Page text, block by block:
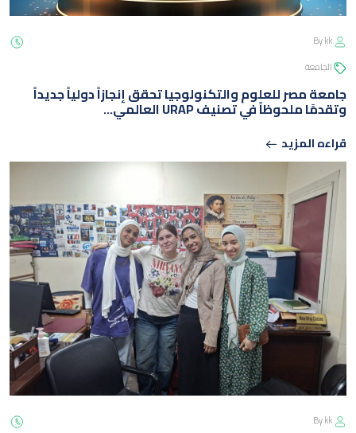
الجامعة
جامعة مصر للعلوم والتكنولوجيا تحقق إنجازاً دولياً جديداً
وتقدمًا ملحوظاً في تصنيف URAP العالمي…
قراءه المزيد